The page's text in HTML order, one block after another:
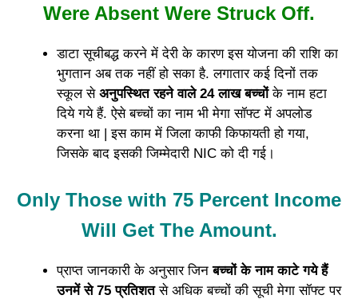
Were Absent Were Struck Off.
डाटा सूचीबद्ध करने में देरी के कारण इस योजना की राशि का
भुगतान अब तक नहीं हो सका है. लगातार कई दिनों तक
स्कूल से अनुपस्थित रहने वाले 24 लाख बच्चोंके नाम हटा
दिये गये हैं. ऐसे बच्चों का नाम भी मेगा सॉफ्ट में अपलोड
करना था | इस काम में जिला काफी किफायती हो गया,
जिसके बाद इसकी जिम्मेदारी NIC को दी गई।
Only Those with 75 Percent Income
Will Get The Amount.
प्राप्त जानकारी के अनुसार जिनबच्चों के नाम काटे गये हैं
उनमें से 75 प्रतिशतसे अधिक बच्चों की सूची मेगा सॉफ्ट पर